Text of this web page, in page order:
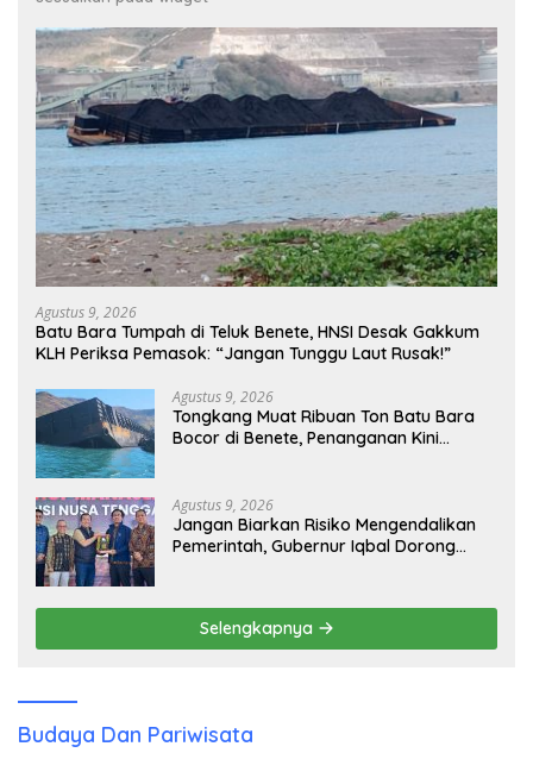
Agustus 9, 2026
Batu Bara Tumpah di Teluk Benete, HNSI Desak Gakkum
KLH Periksa Pemasok: “Jangan Tunggu Laut Rusak!”
Agustus 9, 2026
Tongkang Muat Ribuan Ton Batu Bara
Bocor di Benete, Penanganan Kini
Agustus 9, 2026
Jangan Biarkan Risiko Mengendalikan
Pemerintah, Gubernur Iqbal Dorong
Selengkapnya
Budaya Dan Pariwisata